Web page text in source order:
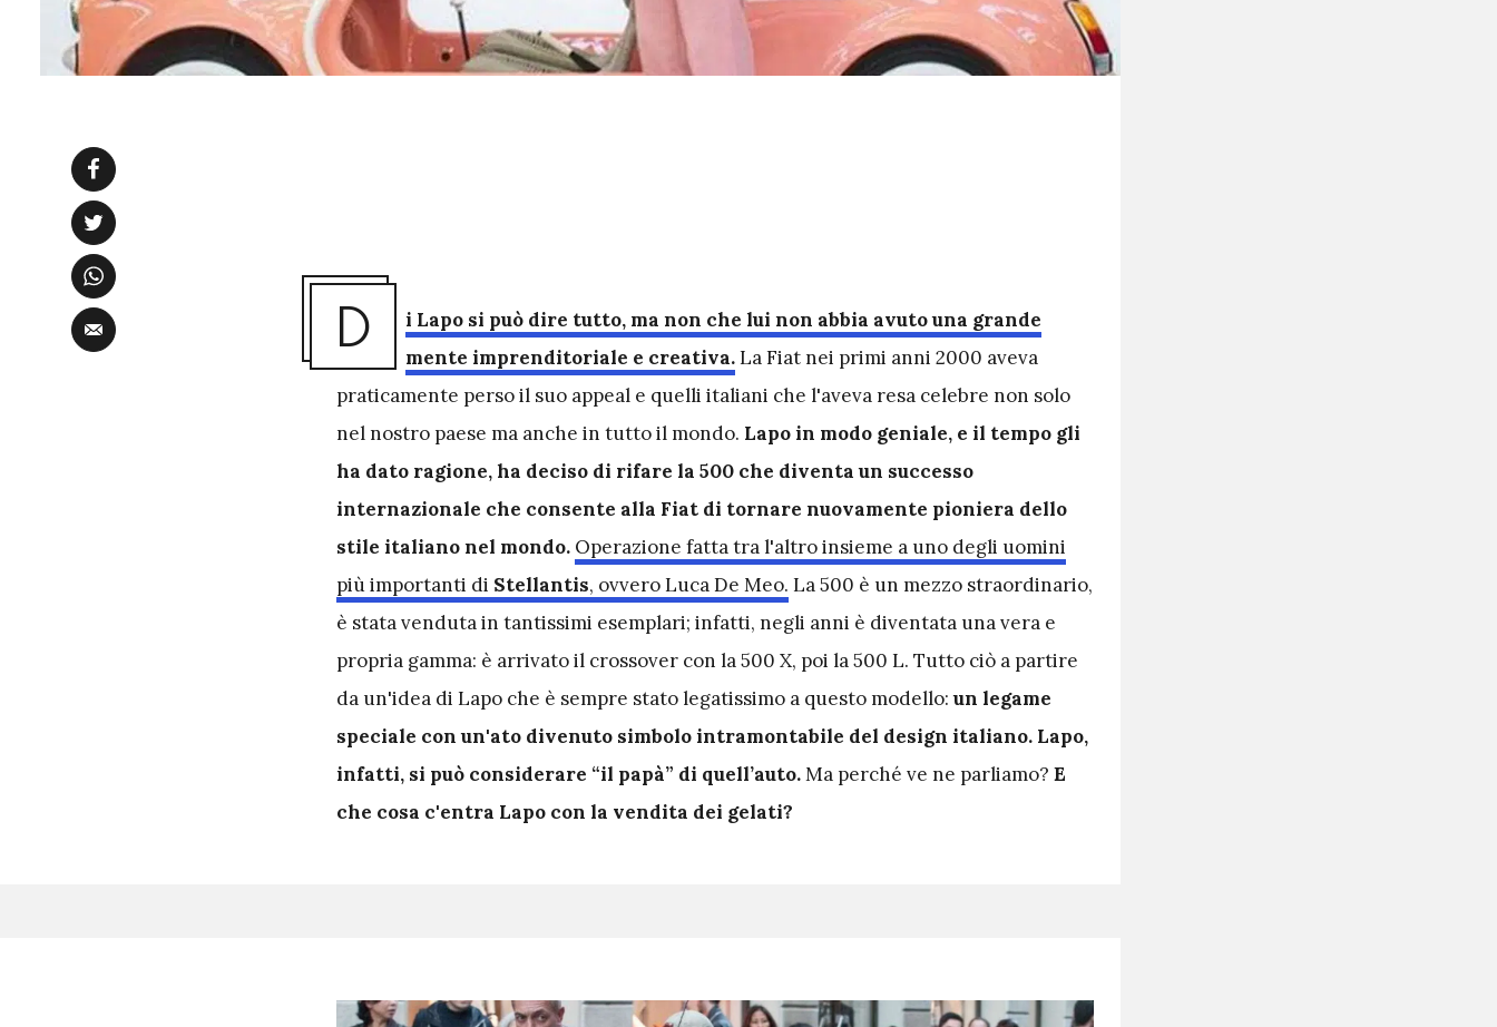
D
i Lapo si può dire tutto, ma non che lui non abbia avuto una grande
mente imprenditoriale e creativa.La Fiat nei primi anni 2000 aveva
praticamente perso il suo appeal e quelli italiani che l'aveva resa celebre non solo
nel nostro paese ma anche in tutto il mondo. Lapo in modo geniale, e il tempo gli
ha dato ragione, ha deciso di rifare la 500 che diventa un successo
internazionale che consente alla Fiat di tornare nuovamente pioniera dello
stile italiano nel mondo. Operazione fatta tra l'altro insieme a uno degli uomini
più importanti di Stellantis, ovvero Luca De Meo. La 500 è un mezzo straordinario,
è stata venduta in tantissimi esemplari; infatti, negli anni è diventata una vera e
propria gamma: è arrivato il crossover con la 500 X, poi la 500 L. Tutto ciò a partire
da un'idea di Lapo che è sempre stato legatissimo a questo modello:un legame
speciale con un'ato divenuto simbolo intramontabile del design italiano. Lapo,
infatti, si può considerare “il papà” di quell’auto.Ma perché ve ne parliamo? E
che cosa c'entra Lapo con la vendita dei gelati?